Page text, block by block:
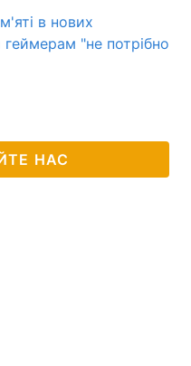
в нових
геймерам "не потрібно
НАС